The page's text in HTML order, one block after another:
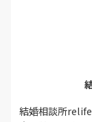
結婚相談所